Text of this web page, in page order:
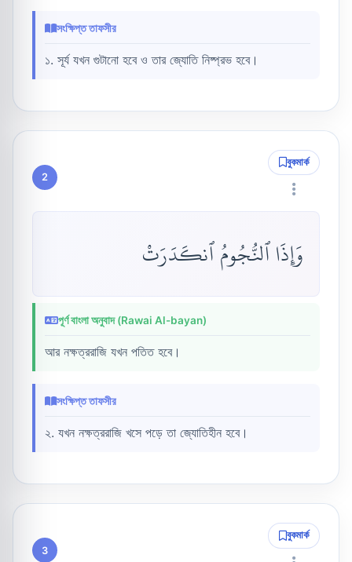
সংক্ষিপ্ত তাফসীর
১. সূর্য যখন গুটানো হবে ও তার জ্যোতি নিষ্প্রভ হবে।
2
বুকমার্ক
وَإِذَا ٱلنُّجُومُ ٱنكَدَرَتْ
পূর্ণ বাংলা অনুবাদ (Rawai Al-bayan)
আর নক্ষত্ররাজি যখন পতিত হবে।
সংক্ষিপ্ত তাফসীর
২. যখন নক্ষত্ররাজি খসে পড়ে তা জ্যোতিহীন হবে।
3
বুকমার্ক